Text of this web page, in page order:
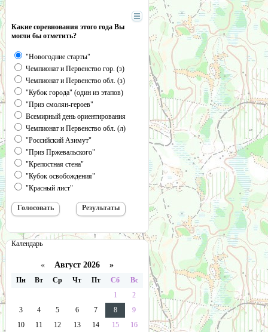
Какие соревнования этого года Вы
могли бы отметить?
"Новогодние старты"
Чемпионат и Первенство гор. (з)
Чемпионат и Первенство обл. (з)
"Кубок города" (один из этапов)
"Приз смолян-героев"
Всемирный день ориентирования
Чемпионат и Первенство обл. (л)
"Российский Азимут"
"Приз Пржевальского"
"Крепостная стена"
"Кубок освобождения"
"Красный лист"
Календарь
« Август 2026 »
Пн Вт Ср Чт Пт Сб
Вс
1
2
3
4 5 6 7 8
9
10
11 12 13 14 15
16